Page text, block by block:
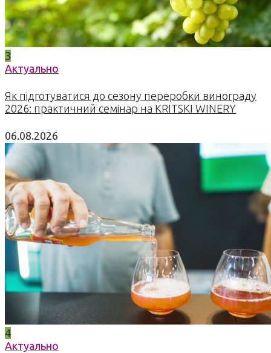
3
Актуально
Як підготуватися до сезону переробки винограду
2026: практичний семінар на KRITSKI WINERY
06.08.2026
4
Актуально